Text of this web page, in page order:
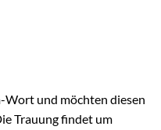
Wort und möchten diesen
Trauung findet um